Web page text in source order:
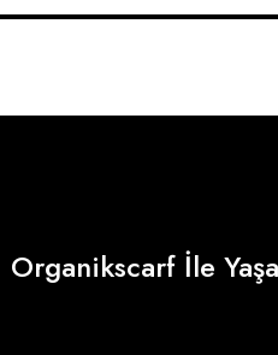
Organikscarf İle